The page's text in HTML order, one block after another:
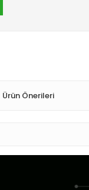
Ürün Önerileri